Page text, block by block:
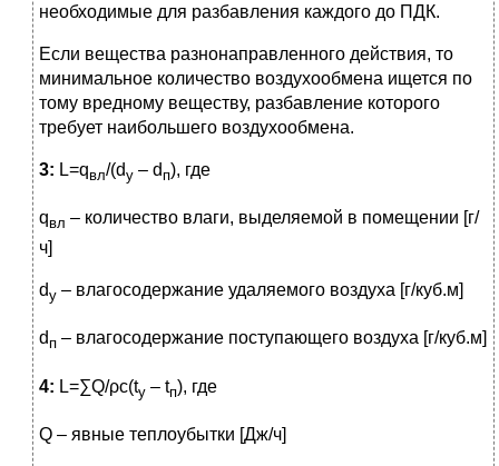
необходимые для разбавления каждого до ПДК.
Если вещества разнонаправленного действия, то
минимальное количество воздухообмена ищется по
тому вредному веществу, разбавление которого
требует наибольшего воздухообмена.
3: L=qвл/(dу – dп), где
qвл – количество влаги, выделяемой в помещении [г/
ч]
dу – влагосодержание удаляемого воздуха [г/куб.м]
dп – влагосодержание поступающего воздуха [г/куб.м]
4: L=∑Q/ρc(tу – tп), где
Q – явные теплоубытки [Дж/ч]